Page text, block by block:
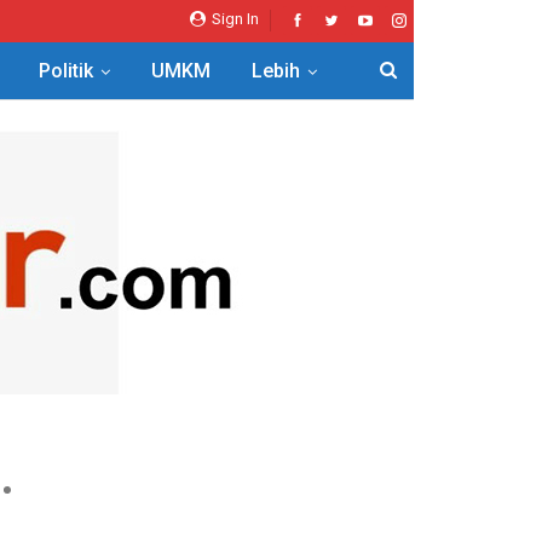
Sign In
Politik UMKM Lebih